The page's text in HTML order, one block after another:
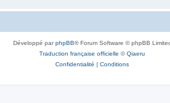
Développé parphpBB® Forum Software © phpBB
Traduction française officielle ©Qiaeru
Confidentialité | Conditions